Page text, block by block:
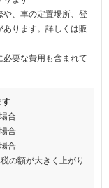
、車の定置場所、登
ります。詳しくは販
要な費用も含まれて
す
合
合
合
の額が大きく上がり